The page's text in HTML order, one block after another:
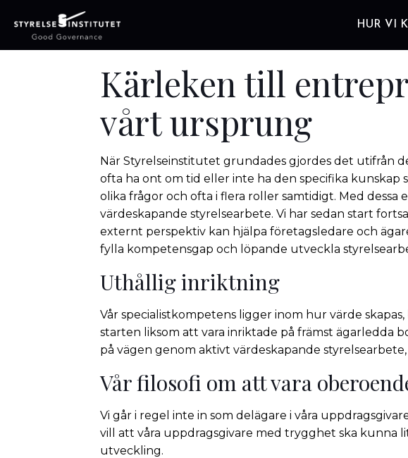
HUR VI
Kärleken till
vårt ursprung
När Styrelseinstitutet grundades gjordes det utifrån
ofta ha ont om tid eller inte ha den specifika kunskap
olika frågor och ofta i flera roller samtidigt. Med
värdeskapande styrelsearbete. Vi har sedan start
externt perspektiv kan hjälpa företagsledare och
fylla kompetensgap och löpande utveckla
Uthållig inriktning
Vår specialistkompetens ligger inom hur värde
starten liksom att vara inriktade på främst ägarledda
på vägen genom aktivt värdeskapande
Vår filosofi om att vara
Vi går i regel inte in som delägare i våra
vill att våra uppdragsgivare med trygghet ska kunna
utveckling.